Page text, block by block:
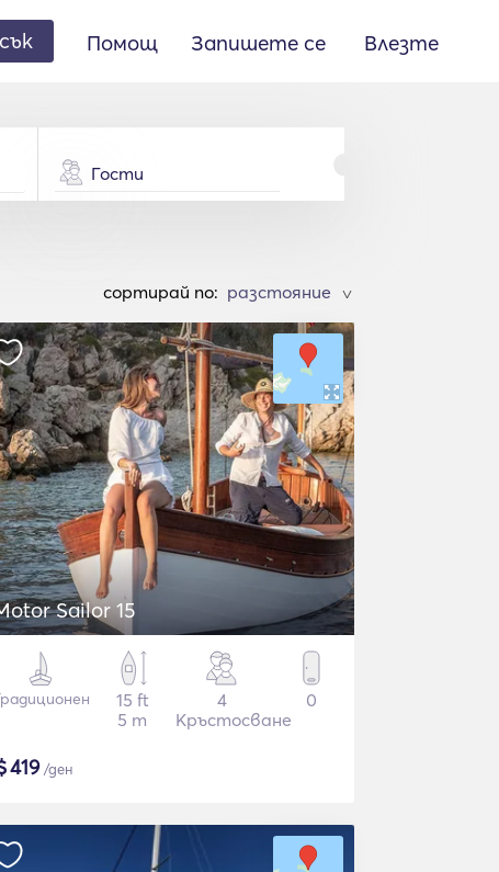
Помощ Запишете се Влезте
Гости
cортирай по: >
Sailor 15
15 ft
5 m
4
Кръстосване
0
419/ден